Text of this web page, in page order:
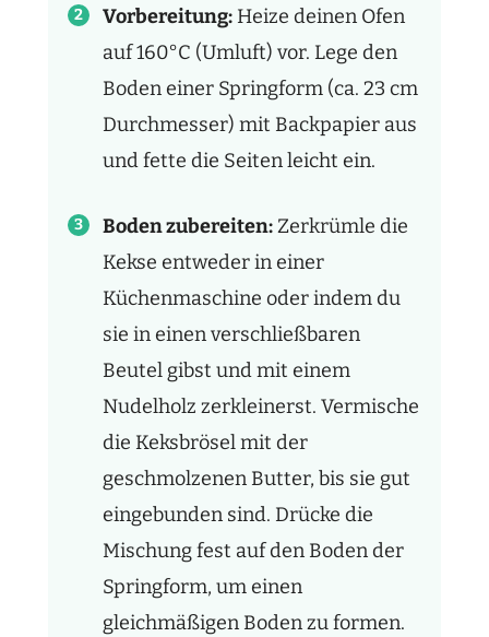
Vorbereitung: Heize deinen Ofen
auf 160°C (Umluft) vor. Lege den
Boden einer Springform (ca. 23 cm
Durchmesser) mit Backpapier aus
und fette die Seiten leicht ein.
Boden zubereiten:Zerkrümle die
Kekse entweder in einer
Küchenmaschine oder indem du
sie in einen verschließbaren
Beutel gibst und mit einem
Nudelholz zerkleinerst. Vermische
die Keksbrösel mit der
geschmolzenen Butter, bis sie gut
eingebunden sind. Drücke die
Mischung fest auf den Boden der
Springform, um einen
gleichmäßigen Boden zu formen.